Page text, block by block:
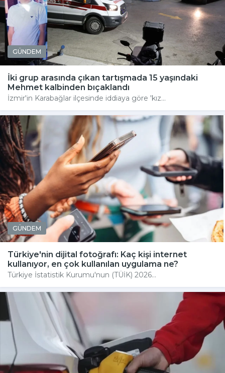
GÜNDEM
İki grup arasında çıkan tartışmada 15 yaşındaki
Mehmet kalbinden bıçaklandı
İzmir'in Karabağlar ilçesinde iddiaya göre 'kız...
GÜNDEM
Türkiye'nin dijital fotoğrafı: Kaç kişi internet
kullanıyor, en çok kullanılan uygulama ne?
Türkiye İstatistik Kurumu'nun (TÜİK) 2026...